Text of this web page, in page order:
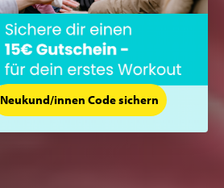
Neukund/innen Code sichern